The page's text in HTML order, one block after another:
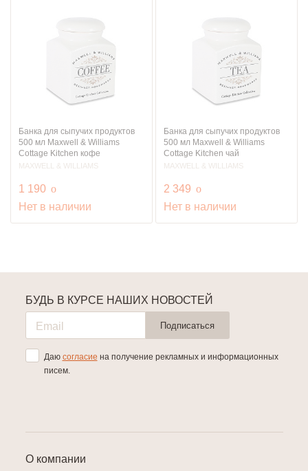
Банка для сыпучих продуктов
500 мл Maxwell & Williams
Cottage Kitchen кофе
MAXWELL & WILLIAMS
1 190 руб.
o
Нет в наличии
Банка для сыпучих продуктов
500 мл Maxwell & Williams
Cottage Kitchen чай
MAXWELL & WILLIAMS
2 349 руб.
o
Нет в наличии
О компании
БУДЬ В КУРСЕ НАШИХ НОВОСТЕЙ
Подписаться
Даю согласие на получение рекламных и информационных
писем.